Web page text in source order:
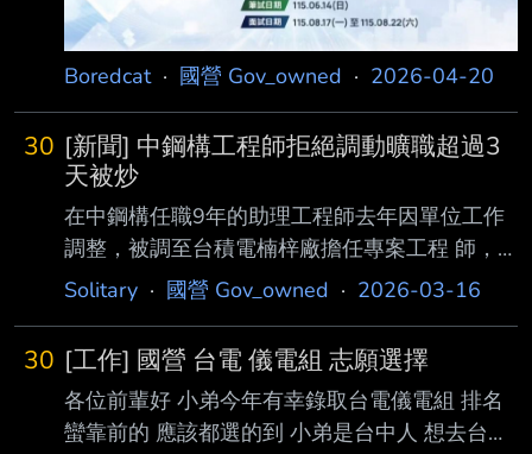
Boredcat· 國營 Gov_owned · 2026-04-20
30 [新聞] 中鋼構工程師拒絕調動曠職超過3
天被炒
在中鋼構任職9年的助理工程師去年因單位工作
調整，被調至台積電楠梓廠擔任專案工程 師，
結果卻不願到新單位報到，還自稱有「懼高
工程師不滿提告爭取復職，法院審理後，認定工
程師連新職工作內容都不清楚，也 不確定是否
真有懼高症，判他敗訴。可上訴。 判決指出，
這名助理工程師自2017年11月起進入中鋼構任
Solitary · 國營 Gov_owned · 2026-03-16
30 [工作] 國營 台電 儀電組 志願選擇
各位前輩好 小弟今年有幸錄取台電儀電組 排名
蠻靠前的 應該都選的到 小弟是台中人 想去台北